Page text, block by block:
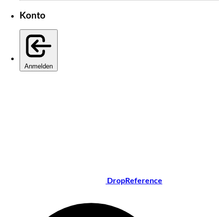
Konto
Anmelden
DropReference